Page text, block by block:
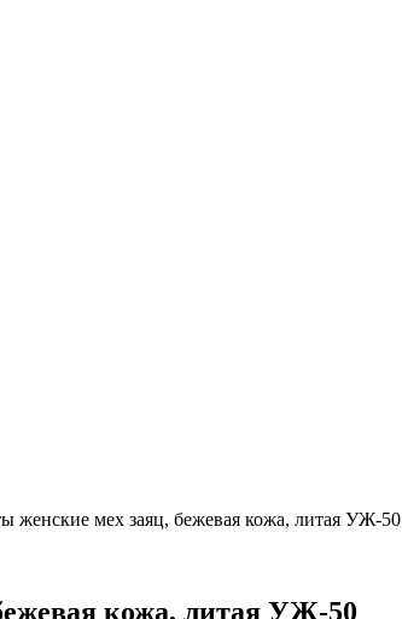
женские мех заяц, бежевая кожа, литая УЖ-50
кожа, литая УЖ-50